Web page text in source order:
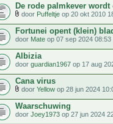
De rode palmkever wordt
door Puffeltje op 20 okt 2010
Fortunei opent (klein)
door Mate op 07 sep 2024 08:53
Albizia
door guardian1967 op 17 aug
Cana virus
door Yellow op 28 jun 2024
Waarschuwing
door Joey1973 op 27 jun 2024